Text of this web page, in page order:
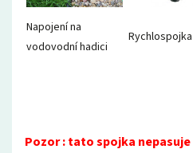
Napojení na
vodovodní hadici
Rychlospojka
Pozor : tato spojka